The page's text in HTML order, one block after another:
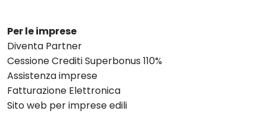
Per le imprese
Diventa Partner
Cessione Crediti Superbonus 110%
Assistenza imprese
Fatturazione Elettronica
Sito web per imprese edili